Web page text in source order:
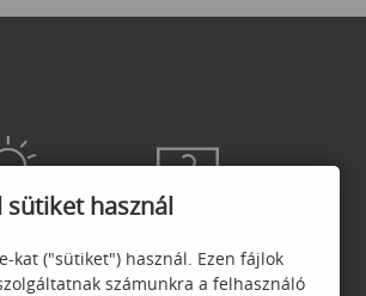
sütiket használ
kat ("sütiket") használ. Ezen fájlok
számunkra a felhasználó